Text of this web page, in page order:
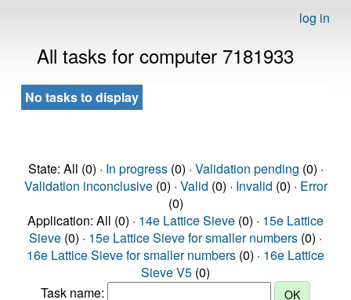
log in
All tasks for computer 7181933
No tasks to display
State: All (0) · In progress(0) · Validation pending (0) ·
Validation inconclusive(0) · Valid (0) · Invalid (0) · Error
(0)
Application: All (0) · 14e Lattice Sieve (0) · 15e Lattice
Sieve (0) · 15e Lattice Sieve for smaller numbers (0) ·
16e Lattice Sieve for smaller numbers (0) · 16e Lattice
Sieve V5 (0)
Task name: